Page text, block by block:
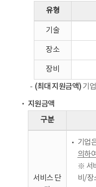
유형
기술
장소
장비
(최대 지원금액) 기
지원금액
구분
서비스 단
기업
의하
※ 서
비/장